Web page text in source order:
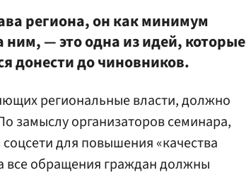
региона, он как минимум
ним, — это одна из идей, которые
донести до чиновников.
региональные власти, должно
замыслу организаторов семинара,
для повышения «качества
все обращения граждан должны